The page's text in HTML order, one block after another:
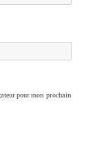
pour mon prochain